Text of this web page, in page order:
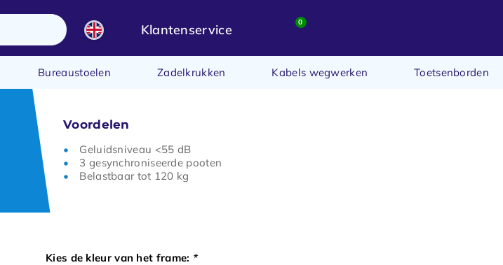
Klantenservice 0
Bureaustoelen Zadelkrukken Kabels wegwerken Toetsenborden
Voordelen
Geluidsniveau <55 dB
3 gesynchroniseerde pooten
Belastbaar tot 120 kg
Kies de kleur van het frame: *